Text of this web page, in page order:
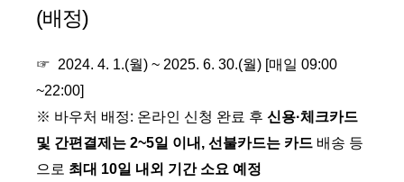
(배정)
☞ 2024. 4. 1.(월) ~ 2025. 6. 30.(월) [매일 09:00
~22:00]
※ 바우처 배정: 온라인 신청 완료 후 신용·체크카드
및 간편결제는 2~5일 이내, 선불카드는 카드 배송 등
으로 최대 10일 내외 기간 소요 예정